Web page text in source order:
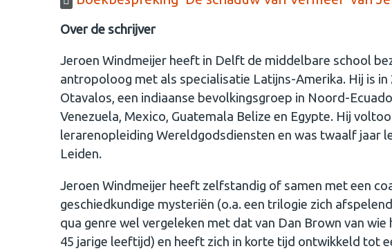
Over de schrijver
Jeroen Windmeijer heeft in Delft de middelbare school
antropoloog met als specialisatie Latijns-Amerika. Hij is
Otavalos, een indiaanse bevolkingsgroep in Noord-
Venezuela, Mexico, Guatemala Belize en Egypte. Hij
lerarenopleiding Wereldgodsdiensten en was twaalf jaar
Leiden.
Jeroen Windmeijer heeft zelfstandig of samen met een
geschiedkundige mysteriën (o.a. een trilogie zich
qua genre wel vergeleken met dat van Dan Brown van
45 jarige leeftijd) en heeft zich in korte tijd ontwikkeld tot